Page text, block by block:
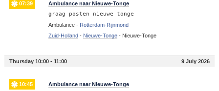
07:39 Ambulance naar Nieuwe-Tonge
graag posten nieuwe tonge
Ambulance - Rotterdam-Rijnmond
Zuid-Holland- Nieuwe-Tonge- Nieuwe-Tonge
Thursday 10:00 - 11:00 9 July 2026
10:45 Ambulance naar Nieuwe-Tonge